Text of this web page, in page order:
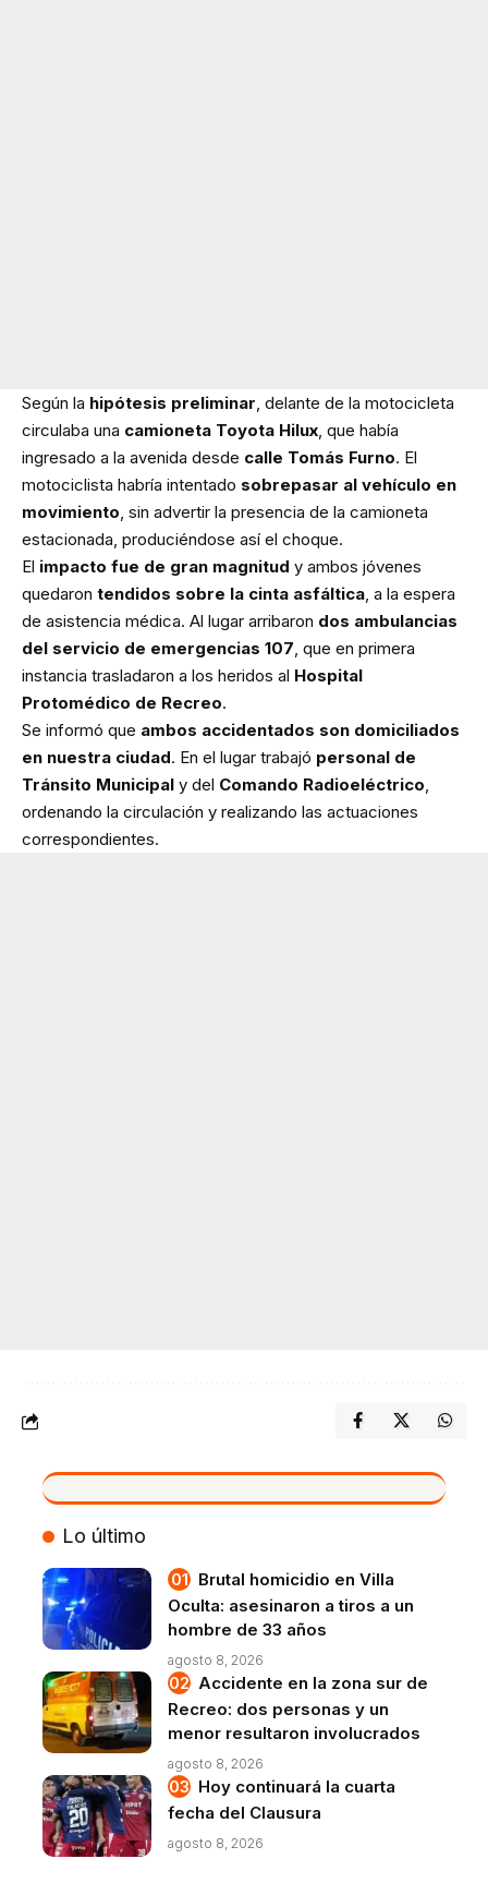
Según la hipótesis preliminar, delante de la motocicleta
circulaba una camioneta Toyota Hilux, que había
ingresado a la avenida desde calle Tomás Furno. El
motociclista habría intentado sobrepasar al vehículo en
movimiento, sin advertir la presencia de la camioneta
estacionada, produciéndose así el choque.
El impacto fue de gran magnitud y ambos jóvenes
quedaron tendidos sobre la cinta asfáltica, a la espera
de asistencia médica. Al lugar arribaron dos ambulancias
del servicio de emergencias 107, que en primera
instancia trasladaron a los heridos al Hospital
Protomédico de Recreo.
Se informó que ambos accidentados son domiciliados
en nuestra ciudad. En el lugar trabajó personal de
Tránsito Municipal y del Comando Radioeléctrico,
ordenando la circulación y realizando las actuaciones
correspondientes.
VIVO
Lo último
Brutal homicidio en Villa
Oculta: asesinaron a tiros a un
hombre de 33 años
agosto 8, 2026
Accidente en la zona sur de
Recreo: dos personas y un
menor resultaron involucrados
agosto 8, 2026
Hoy continuará la cuarta
fecha del Clausura
agosto 8, 2026